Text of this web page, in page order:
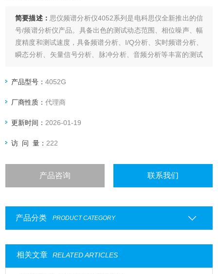
简要描述： 思仪频谱分析仪4052系列是电科思仪全新推出的信
号/频谱分析仪产品。具备出色的测试动态范围、相位噪声、幅
度精度和测试速度，具备频谱分析、I/Q分析、实时频谱分析、
瞬态分析、矢量信号分析、脉冲分析、音频分析等丰富的测试
力，可通过多种数字和模拟输出接口构建测试系统或进行二次
产品型号：4052G
厂商性质：代理商
更新时间： 2026-01-19
访 问 量： 222
产品咨询 联系我们
产品分类 PRODUCT CATEGORY
相关文章 RELATED ARTICLES